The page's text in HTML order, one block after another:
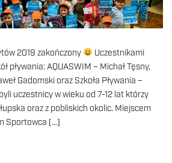
2019 zakończony
Uczestnikami
pływania: AQUASWIM – Michał Tęsny,
Gadomski oraz Szkoła Pływania –
uczestnicy w wieku od 7-12 lat którzy
oraz z pobliskich okolic. Miejscem
Sportowca […]